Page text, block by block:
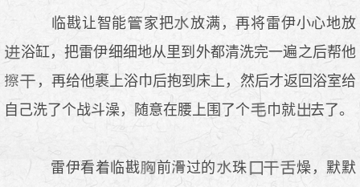
临戡让智能 家把
放满，再将雷伊小心地放
浴缸，把雷伊细细地从里到外都清洗完一遍之后帮他
，再给他裹上浴巾后抱到床上，然后才返回浴室给
自己洗了个战斗澡，随意在腰上围了个
巾就 去了。
雷伊看着临戡 前 过的 珠
燥，默默